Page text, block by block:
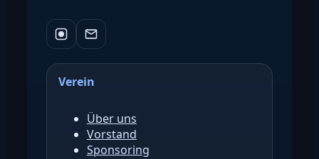
Verein
Über uns
Vorstand
Sponsoring